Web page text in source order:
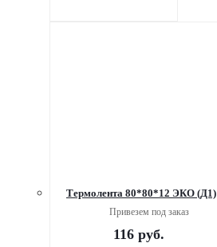
Термолента 80*80*12 ЭКО (Д1)
Привезем под заказ
116руб.